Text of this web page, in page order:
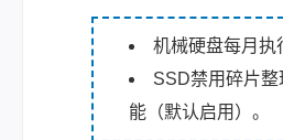
机械硬盘每月执
SSD禁用碎片
能（默认启用）。